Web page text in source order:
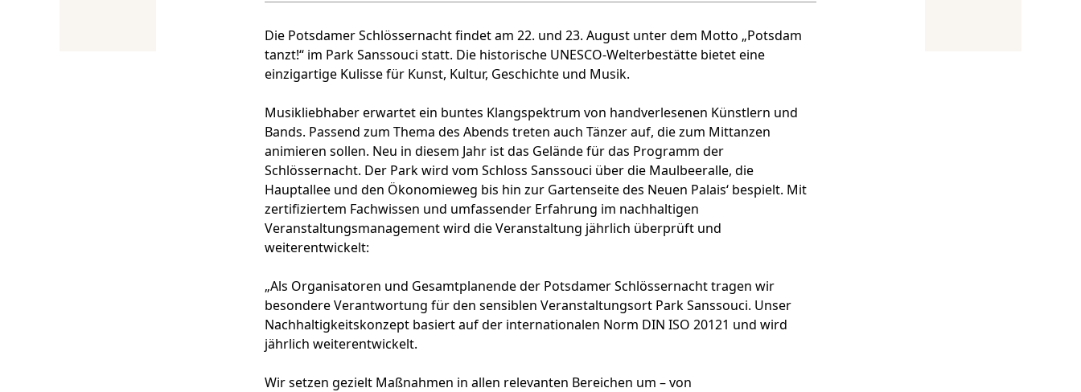
Die Potsdamer Schlössernacht findet am 22. und 23. August unter dem Motto „Potsdam
tanzt!“ im Park Sanssouci statt. Die historische UNESCO-Welterbestätte bietet eine
einzigartige Kulisse für Kunst, Kultur, Geschichte und Musik.
Musikliebhaber erwartet ein buntes Klangspektrum von handverlesenen Künstlern und
Bands. Passend zum Thema des Abends treten auch Tänzer auf, die zum Mittanzen
animieren sollen. Neu in diesem Jahr ist das Gelände für das Programm der
Schlössernacht. Der Park wird vom Schloss Sanssouci über die Maulbeeralle, die
Hauptallee und den Ökonomieweg bis hin zur Gartenseite des Neuen Palais‘ bespielt. Mit
zertifiziertem Fachwissen und umfassender Erfahrung im nachhaltigen
Veranstaltungsmanagement wird die Veranstaltung jährlich überprüft und
weiterentwickelt:
„Als Organisatoren und Gesamtplanende der Potsdamer Schlössernacht tragen wir
besondere Verantwortung für den sensiblen Veranstaltungsort Park Sanssouci. Unser
Nachhaltigkeitskonzept basiert auf der internationalen Norm DIN ISO 20121 und wird
jährlich weiterentwickelt.
Wir setzen gezielt Maßnahmen in allen relevanten Bereichen um – von